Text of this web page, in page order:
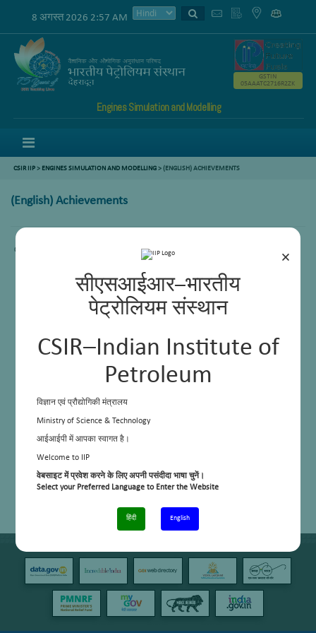
×
सीएसआईआर–भारतीय
पेट्रोलियम संस्थान
CSIR–Indian Institute of
Petroleum
विज्ञान एवं प्रौद्योगिकी मंत्रालय
Ministry of Science & Technology
आईआईपी में आपका स्वागत है।
Welcome to IIP
वेबसाइट में प्रवेश करने के लिए अपनी पसंदीदा भाषा चुनें।
Select your Preferred Language to Enter the Website
हिंदी English
8 अगस्त 2026 2:57 AM
Engines Simulation and Modelling
GSTIN
05AAATC2716R2ZK
CSIR IIP> ENGINES SIMULATION AND MODELLING> (ENGLISH) ACHIEVEMENTS
(English) Achievements
Content not available.